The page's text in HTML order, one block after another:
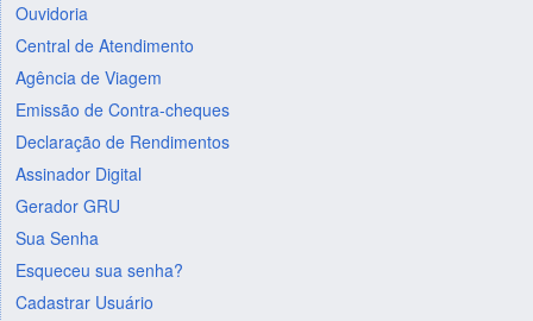
Ouvidoria
Central de Atendimento
Agência de Viagem
Emissão de Contra-cheques
Declaração de Rendimentos
Assinador Digital
Gerador GRU
Sua Senha
Esqueceu sua senha?
Cadastrar Usuário